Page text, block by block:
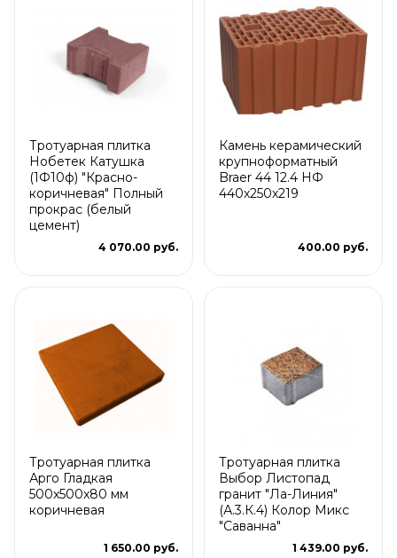
Тротуарная плитка
Нобетек Катушка
(1Ф10ф) "Красно-
коричневая" Полный
прокрас (белый
цемент)
4 070.00 руб.
Камень керамический
крупноформатный
Braer 44 12.4 НФ
440х250х219
400.00 руб.
Тротуарная плитка
Арго Гладкая
500x500x80 мм
коричневая
1 650.00 руб.
Тротуарная плитка
Выбор Листопад
гранит "Ла-Линия"
(А.3.К.4) Колор Микс
"Саванна"
1 439.00 руб.